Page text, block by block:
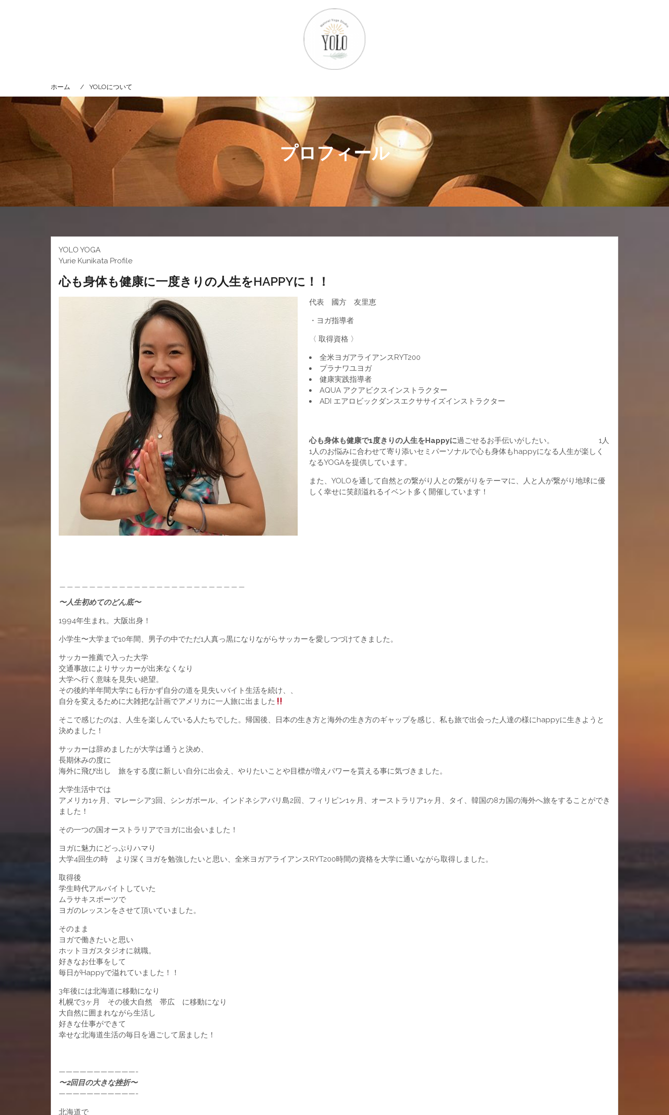
ホーム YOLOについて
プロフィール
YOLO YOGA
Yurie Kunikata Profile
心も身体も健康に一度きりの人生をHAPPYに！！
代表 國方 友里恵
・ヨガ指導者
〈 取得資格 〉
全米ヨガアライアンスRYT200
プラナワユヨガ
健康実践指導者
AQUA アクアビクスインストラクター
ADI エアロビックダンスエクササイズインストラクター
心も身体も健康で1度きりの人生をHappyに過ごせるお手伝いがしたい。 1人
1人のお悩みに合わせて寄り添いセミパーソナルで心も身体もhappyになる人生が楽しく
なるYOGAを提供しています。
また、YOLOを通して自然との繋がり人との繋がりをテーマに、人と人が繋がり地球に優
しく幸せに笑顔溢れるイベント多く開催しています！
〜人生初めてのどん底〜
1994年生まれ。大阪出身！
小学生〜大学まで10年間、男子の中でただ1人真っ黒になりながらサッカーを愛しつづけてきました。
サッカー推薦で入った大学
交通事故によりサッカーが出来なくなり
大学へ行く意味を見失い絶望。
その後約半年間大学にも行かず自分の道を見失いバイト生活を続け、、
自分を変えるために大雑把な計画でアメリカに一人旅に出ました
そこで感じたのは、人生を楽しんでいる人たちでした。帰国後、日本の生き方と海外の生き方のギャップを感じ、私も旅で出会った人達の様にhappyに生きようと
決めました！
サッカーは辞めましたが大学は通うと決め、
長期休みの度に
海外に飛び出し 旅をする度に新しい自分に出会え、やりたいことや目標が増えパワーを貰える事に気づきました。
大学生活中では
アメリカ1ヶ月、マレーシア3回、シンガポール、インドネシアバリ島2回、フィリピン1ヶ月、オーストラリア1ヶ月、タイ、韓国の8カ国の海外へ旅をすることができ
ました！
その一つの国オーストラリアでヨガに出会いました！
ヨガに魅力にどっぷりハマり
大学4回生の時 より深くヨガを勉強したいと思い、全米ヨガアライアンスRYT200時間の資格を大学に通いながら取得しました。
取得後
学生時代アルバイトしていた
ムラサキスポーツで
ヨガのレッスンをさせて頂いていました。
そのまま
ヨガで働きたいと思い
ホットヨガスタジオに就職。
好きなお仕事をして
毎日がHappyで溢れていました！！
3年後には北海道に移動になり
札幌で3ヶ月 その後大自然 帯広 に移動になり
大自然に囲まれながら生活し
好きな仕事ができて
幸せな北海道生活の毎日を過ごして居ました！
———————————-
〜2回目の大きな挫折〜
———————————-
北海道で